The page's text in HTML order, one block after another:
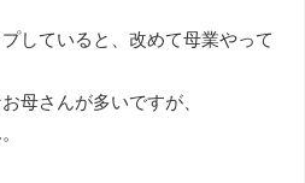
していると、改めて母業やって
母さんが多いですが、